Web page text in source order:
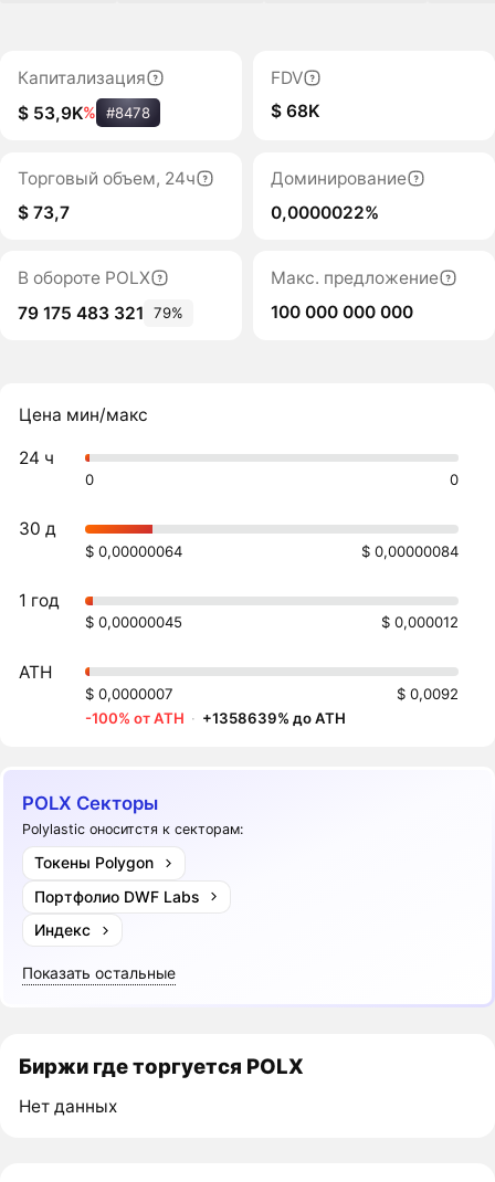
Капитализация
$ 53,9K% #8478
FDV
$ 68K
Торговый объем, 24ч
$ 73,7
Доминирование
0,0000022%
В обороте POLX
79 175 483 321
79%
Макс. предложение
100 000 000 000
Цена мин/макс
24 ч
0 0
30 д
$ 0,00000064 $ 0,00000084
1 год
$ 0,00000045 $ 0,000012
ATH
$ 0,0000007
$ 0,0092
-100% от ATH · +1358639% до ATH
POLX Секторы
Polylastic оноситстя к секторам:
Токены Polygon
Портфолио DWF Labs
Индекс
Показать остальные
Биржи где торгуется POLX
Нет данных